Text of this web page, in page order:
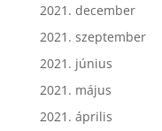
2021. december
2021. szeptember
2021. június
2021. május
2021. április